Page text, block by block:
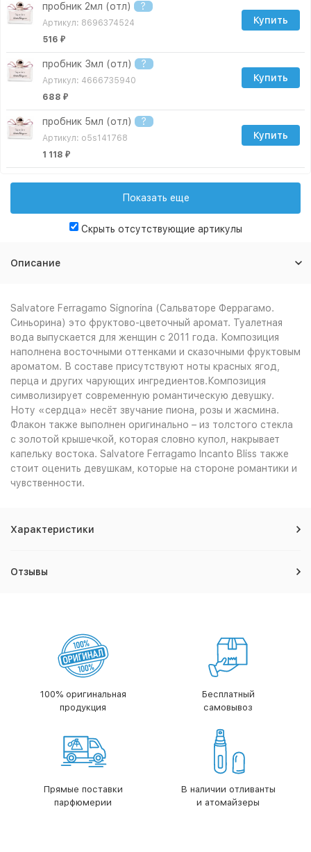
пробник 2мл (отл) ?
Артикул: 8696374524
516 ₽
Купить
пробник 3мл (отл) ?
Артикул: 4666735940
688 ₽
Купить
пробник 5мл (отл) ?
Артикул: o5s141768
1 118 ₽
Купить
Артикул: o10s141768
1 806
пробник 15мл (отл)
Артикул: 24462
3 612
₽
Купить
пробник 30мл (отл) ?
Артикул: 7613132223
3 612 ₽
Купить
парфюмерная вода 50мл
Артикул: 42163
5 332₽
Купить
Показать еще
Скрыть отсутствующие артикулы
Описание
Salvatore Ferragamo Signorina (Сальваторе Феррагамо.
Синьорина) это фруктово-цветочный аромат. Туалетная
вода выпускается для женщин с 2011 года. Композиция
наполнена восточными оттенками и сказочными фруктовым
ароматом. В составе присутствуют ноты красных ягод,
перца и других чарующих ингредиентов.Композиция
символизирует современную романтическую девушку.
Ноту «сердца» несёт звучание пиона, розы и жасмина.
Флакон также выполнен оригинально – из толстого стекла
с золотой крышечкой, которая словно купол, накрывает
капельку востока. Salvatore Ferragamo Incanto Bliss также
стоит оценить девушкам, которые на стороне романтики и
чувственности.
Характеристики
Отзывы
100% оригинальная
продукция
Бесплатный
самовывоз
Прямые поставки
парфюмерии
В наличии отливанты
и атомайзеры